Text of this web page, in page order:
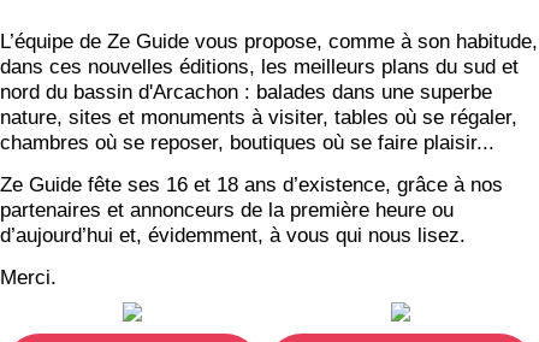
L’équipe de Ze Guide vous propose, comme à son habitude,
dans ces nouvelles éditions, les meilleurs plans du sud et
nord du bassin d'Arcachon : balades dans une superbe
nature, sites et monuments à visiter, tables où se régaler,
chambres où se reposer, boutiques où se faire plaisir...
Ze Guide fête ses 16 et 18 ans d’existence, grâce à nos
partenaires et annonceurs de la première heure ou
d’aujourd’hui et, évidemment, à vous qui nous lisez.
Merci.